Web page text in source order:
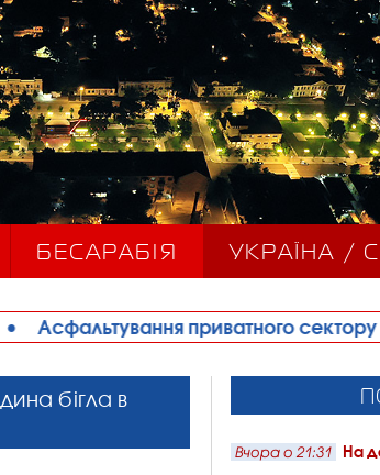
БЕСАРАБІЯ УКРАЇНА /
приватного сектору та благоустрій
бігла в
Вчора о 21:31 На